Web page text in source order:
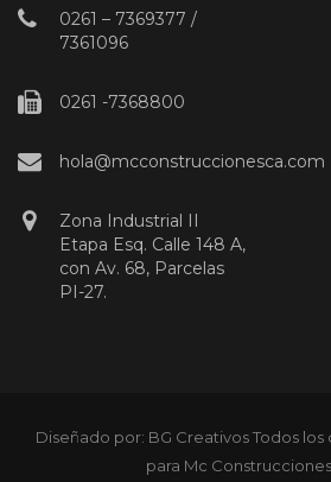
0261 – 7369377 /
7361096
0261 -7368800
hola@mcconstruccionesca.com
Zona Industrial II
Etapa Esq. Calle 148 A,
con Av. 68, Parcelas
PI-27.
Diseñado por: BG Creativos Todos
para Mc